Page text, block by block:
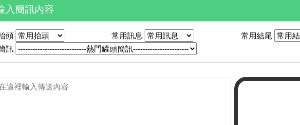
入簡訊內容
頭 常用訊息 常用結尾
訊